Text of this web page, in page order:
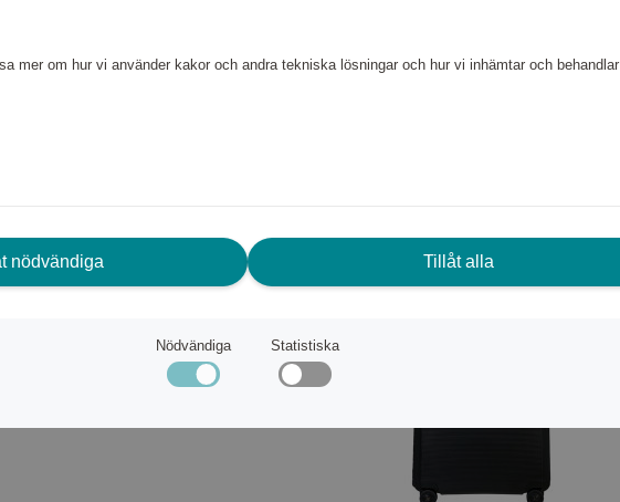
skalet tillverkas
till 14 PET-flaskor. Tack
är Magnum Eco den
är utrustade med
samt 4 dubbel
av resväskan.
mer om hur vi använder kakor och andra tekniska lösningar och hur vi inhämtar och behandlar
nödvändiga Tillåt alla
Nödvändiga Statistiska